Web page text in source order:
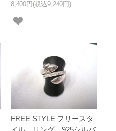
8,400円(税込9,240円)
FREE STYLE フリースタ
イル リング 925シルバ